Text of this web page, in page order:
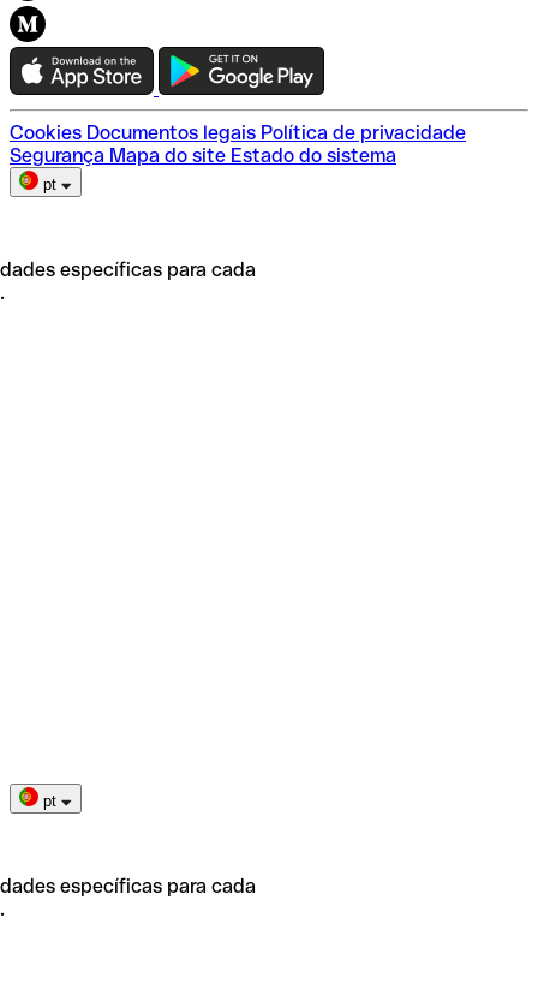
Conexão Qonto
Teste a Qonto
Escolha do plano
Cookies Documentos legais Política de privacidade
Segurança Mapa do site Estado do sistema
pt
específicas para cada
pt
específicas para cada